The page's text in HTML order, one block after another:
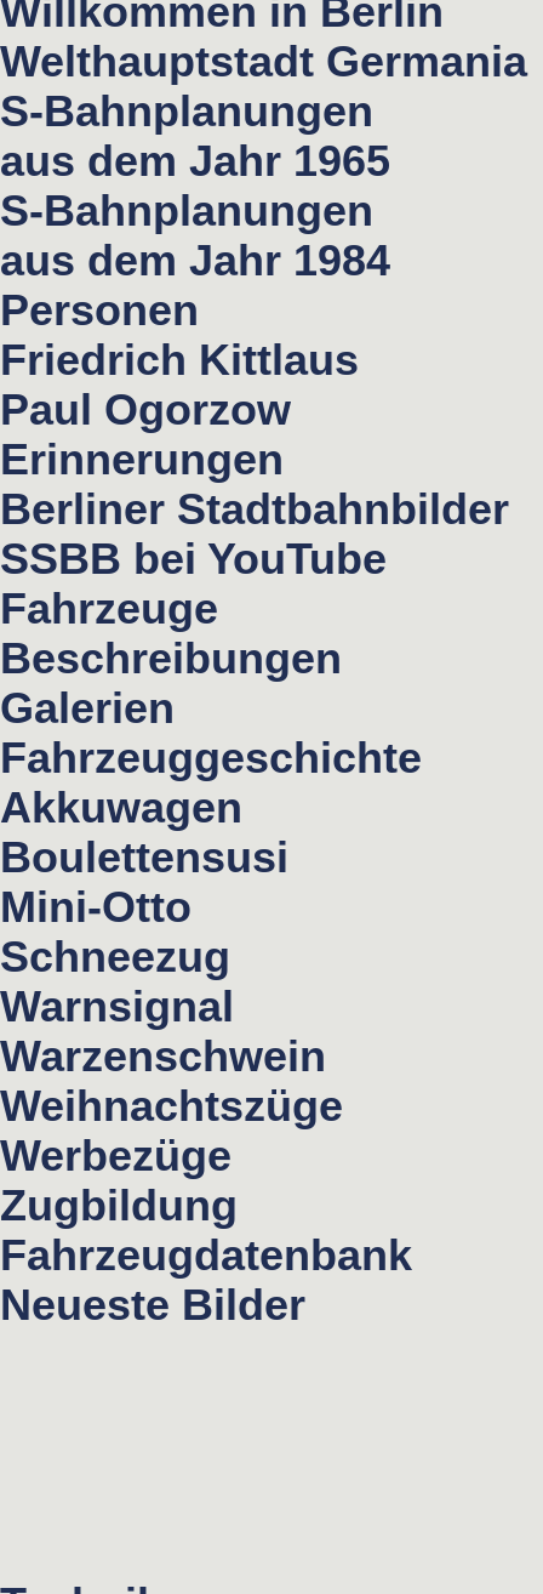
Willkommen in Berlin
Welthauptstadt Germania
S-Bahnplanungen
aus dem Jahr 1965
S-Bahnplanungen
aus dem Jahr 1984
Personen
Friedrich Kittlaus
Paul Ogorzow
Erinnerungen
Berliner Stadtbahnbilder
SSBB bei YouTube
Fahrzeuge
Beschreibungen
Galerien
Fahrzeuggeschichte
Akkuwagen
Boulettensusi
Mini-Otto
Schneezug
Warnsignal
Warzenschwein
Weihnachtszüge
Werbezüge
Zugbildung
Fahrzeugdatenbank
Neueste Bilder